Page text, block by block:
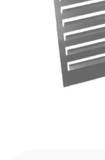
Vorige